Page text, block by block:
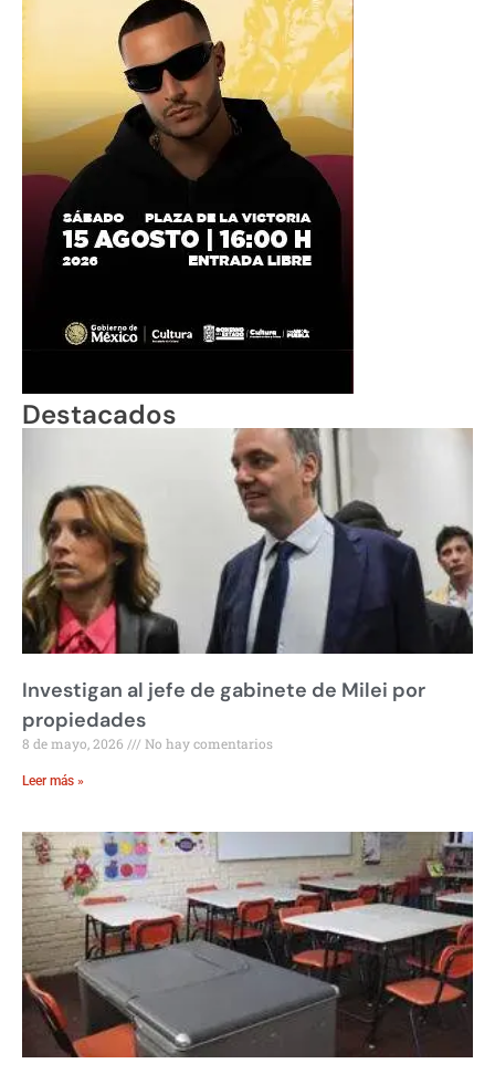
Destacados
Investigan al jefe de gabinete de Milei por
propiedades
8 de mayo, 2026 No hay comentarios
Leer más »